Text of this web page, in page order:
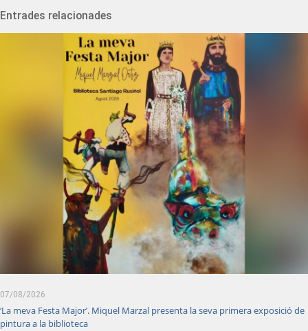
Entrades relacionades
07/08/2026
‘La meva Festa Major’. Miquel Marzal presenta la seva primera exposició de
pintura a la biblioteca